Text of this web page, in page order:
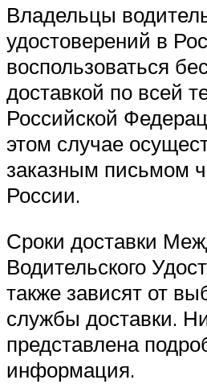
Владельцы
удостоверений в
воспользоваться
доставкой по всей
Российской
этом случае
заказным письмом
России.
Сроки доставки
Водительского
также зависят от
службы доставки.
представлена
информация.